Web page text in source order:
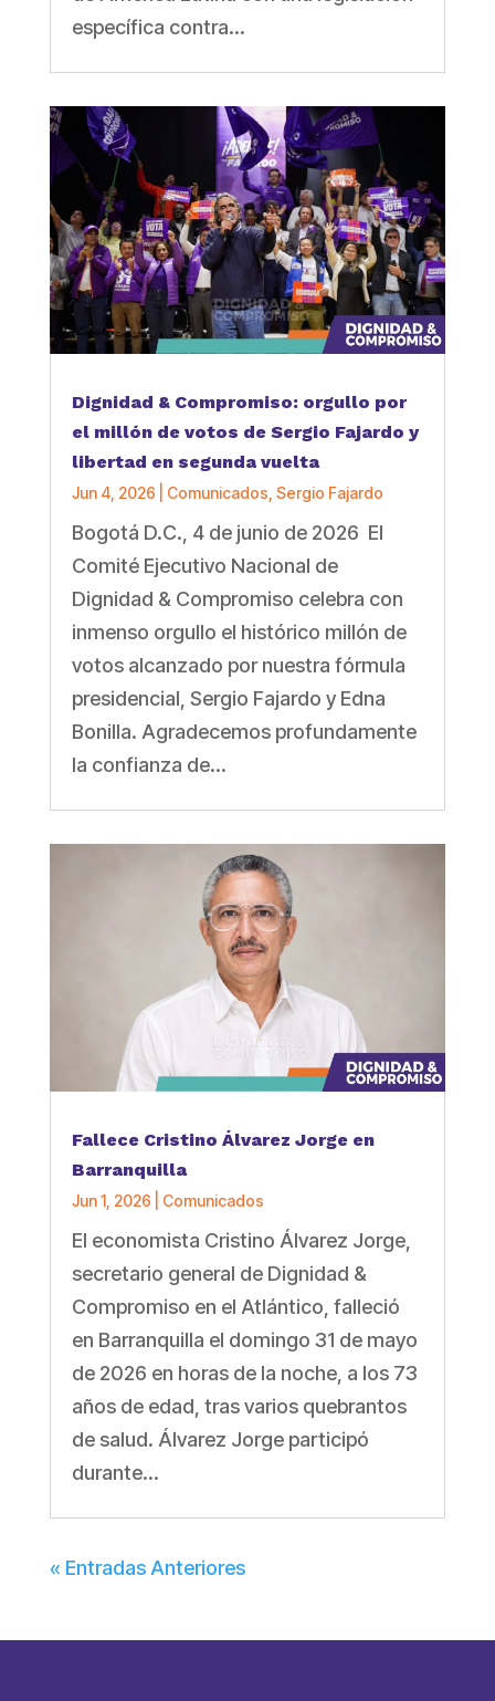
específica contra...
Dignidad & Compromiso: orgullo por
el millón de votos de Sergio Fajardo y
libertad en segunda vuelta
Jun 4, 2026 Comunicados Sergio Fajardo
Bogotá D.C., 4 de junio de 2026 El
Comité Ejecutivo Nacional de
Dignidad & Compromiso celebra con
inmenso orgullo el histórico millón de
votos alcanzado por nuestra fórmula
presidencial, Sergio Fajardo y Edna
Bonilla. Agradecemos profundamente
la confianza de...
Fallece Cristino Álvarez Jorge en
Barranquilla
Jun 1, 2026 Comunicados
El economista Cristino Álvarez Jorge,
secretario general de Dignidad &
Compromiso en el Atlántico, falleció
en Barranquilla el domingo 31 de mayo
de 2026 en horas de la noche, a los 73
años de edad, tras varios quebrantos
de salud. Álvarez Jorge participó
durante...
« Entradas Anteriores